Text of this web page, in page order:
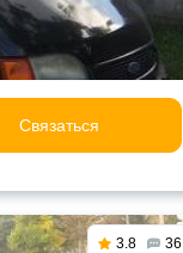
Связаться
3.8 36